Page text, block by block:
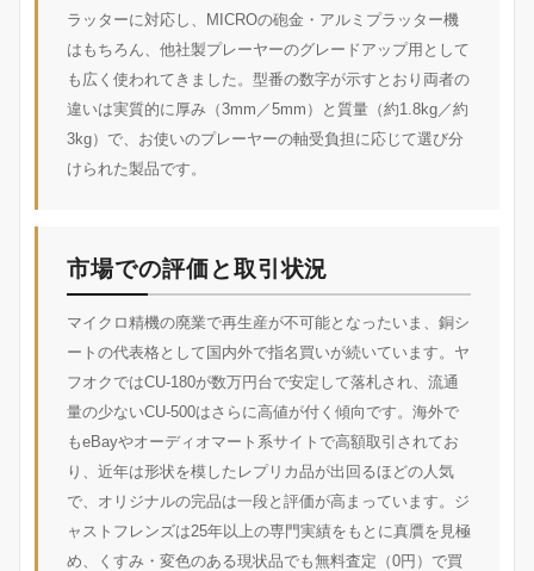
ラッターに対応し、MICROの砲金・アルミプラッター機
はもちろん、他社製プレーヤーのグレードアップ用として
も広く使われてきました。型番の数字が示すとおり両者の
違いは実質的に厚み（3mm／5mm）と質量（約1.8kg／約
3kg）で、お使いのプレーヤーの軸受負担に応じて選び分
けられた製品です。
市場での評価と取引状況
マイクロ精機の廃業で再生産が不可能となったいま、銅シ
ートの代表格として国内外で指名買いが続いています。ヤ
フオクではCU-180が数万円台で安定して落札され、流通
量の少ないCU-500はさらに高値が付く傾向です。海外で
もeBayやオーディオマート系サイトで高額取引されてお
り、近年は形状を模したレプリカ品が出回るほどの人気
で、オリジナルの完品は一段と評価が高まっています。ジ
ャストフレンズは25年以上の専門実績をもとに真贋を見極
め、くすみ・変色のある現状品でも無料査定（0円）で買